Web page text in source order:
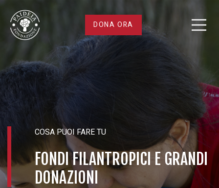
DONA ORA
Fondi
filantropici
e
grandi
donazioni
COSA PUOI FARE TU
FONDI FILANTROPICI E GRANDI
DONAZIONI